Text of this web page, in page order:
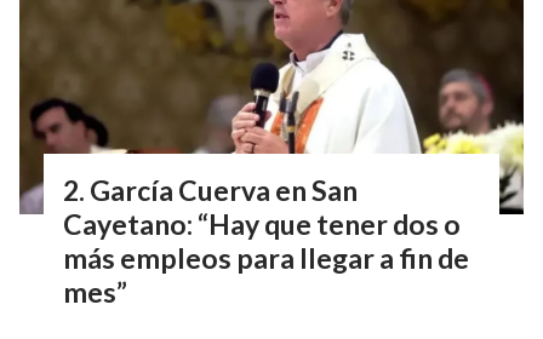
García Cuerva en San
Cayetano: “Hay que tener dos o
más empleos para llegar a fin de
mes”